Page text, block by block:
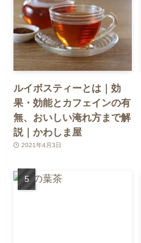
ルイボスティーとは｜効
果・効能とカフェインの有
無、おいしい淹れ方まで解
説｜かわしま屋
2021年4月3日